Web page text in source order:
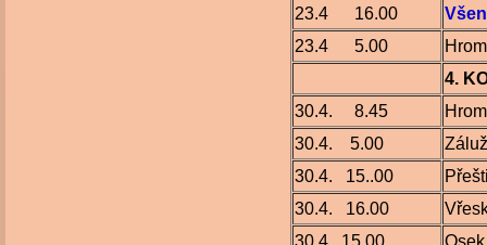
23.4 16.00
23.4 5.00
4.
30.4. 8.45
30.4. 5.00
30.4. 15..00
30.4. 16.00
30.4. 15.00